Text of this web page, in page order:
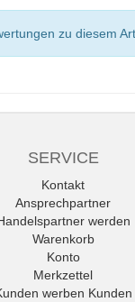
zu diesem
SERVICE
Kontakt
Ansprechpartner
werden
Warenkorb
Konto
Merkzettel
werben Kunden